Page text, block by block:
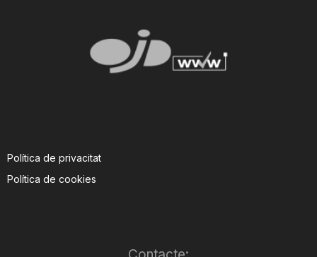
Política de privacitat
Política de cookies